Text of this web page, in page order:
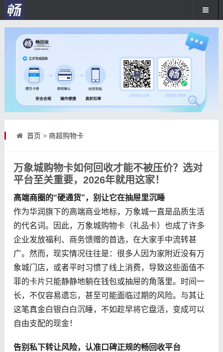
首页 > 商超购物卡
万象城购物卡如何回收才能不被压价？选对
平台至关重要，2026年就用这家！
高端商圈的“硬通货”，别让它在抽屉里沉睡
作为华润旗下的高端商业地标，万象城一直是品质生活
的代名词。因此，万象城购物卡（礼品卡）也成了许多
企业发放福利、商务馈赠的首选，在大家手中流转甚
广。然而，现实情况往往是：很多人因为家附近没有万
象城门店，或者平时习惯了线上消费，导致这些面值不
菲的卡片只能静静地躺在钱包或抽屉的角落里。时间一
长，不仅容易遗忘，甚至可能面临过期的风险。与其让
这笔真金白银白白沉睡，不如趁早将它盘活，变成可以
自由支配的现金！
告别私下转让风险，认准口碑正规的畅回收平台